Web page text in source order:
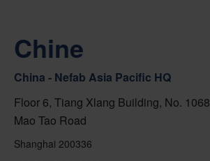
Chine
China - Nefab Asia Pacific HQ
Floor 6, Tiang Xlang Building, No. 1068
Mao Tao Road
Shanghai 200336